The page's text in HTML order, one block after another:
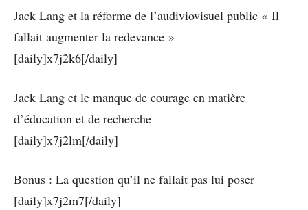
Jack Lang et la réforme de l’audiviovisuel public « Il
fallait augmenter la redevance »
[daily]x7j2k6[/daily]
Jack Lang et le manque de courage en matière
d’éducation et de recherche
[daily]x7j2lm[/daily]
Bonus : La question qu’il ne fallait pas lui poser
[daily]x7j2m7[/daily]